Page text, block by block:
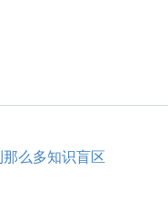
么多知识盲区